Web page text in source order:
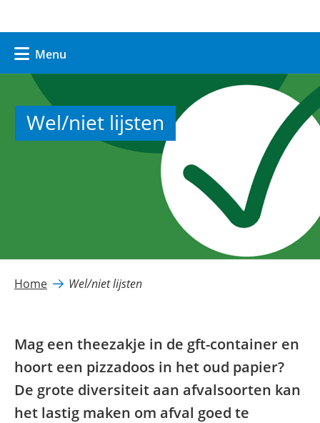
of
geweigerd.
Menu
Wel/niet lijsten
Home Wel/niet lijsten
Mag een theezakje in de gft-container en
hoort een pizzadoos in het oud papier?
De grote diversiteit aan afvalsoorten kan
het lastig maken om afval goed te